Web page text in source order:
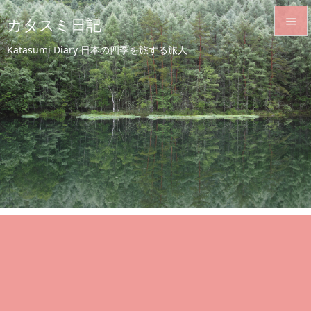
カタスミ日記
Katasumi Diary 日本の四季を旅する旅人


メニュ

サイド

前へ

次へ

検索